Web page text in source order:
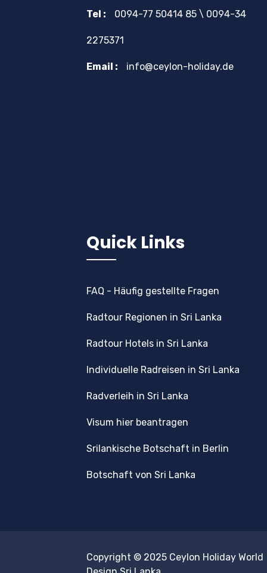
Tel : 0094-77 50414 85 \ 0094-34
2275371
Email : info@ceylon-holiday.de
Quick Links
FAQ - Häufig gestellte Fragen
Radtour Regionen in Sri Lanka
Radtour Hotels in Sri Lanka
Individuelle Radreisen in Sri Lanka
Radverleih in Sri Lanka
Visum hier beantragen
Srilankische Botschaft in Berlin
Botschaft von Sri Lanka
Copyright © 2025 Ceylon Holiday World